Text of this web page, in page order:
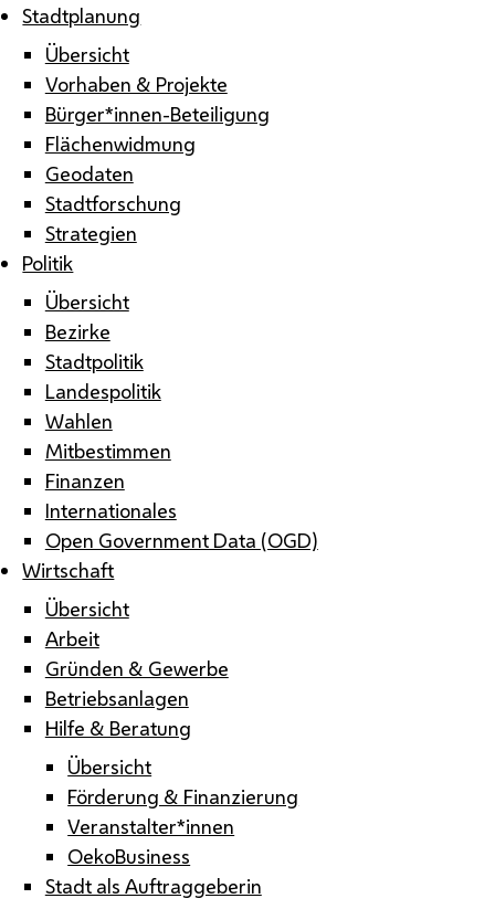
Stadtplanung
Übersicht
Vorhaben & Projekte
Bürger*innen-Beteiligung
Flächenwidmung
Geodaten
Stadtforschung
Strategien
Politik
Übersicht
Bezirke
Stadtpolitik
Landespolitik
Wahlen
Mitbestimmen
Finanzen
Internationales
Open Government Data (OGD)
Wirtschaft
Übersicht
Arbeit
Gründen & Gewerbe
Betriebsanlagen
Hilfe & Beratung
Übersicht
Förderung & Finanzierung
Veranstalter*innen
OekoBusiness
Stadt als Auftraggeberin